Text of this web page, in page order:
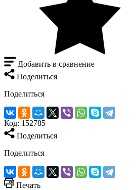
Добавить в сравнение
Поделиться
Поделиться
Код: 152785
Поделиться
Поделиться
Печать